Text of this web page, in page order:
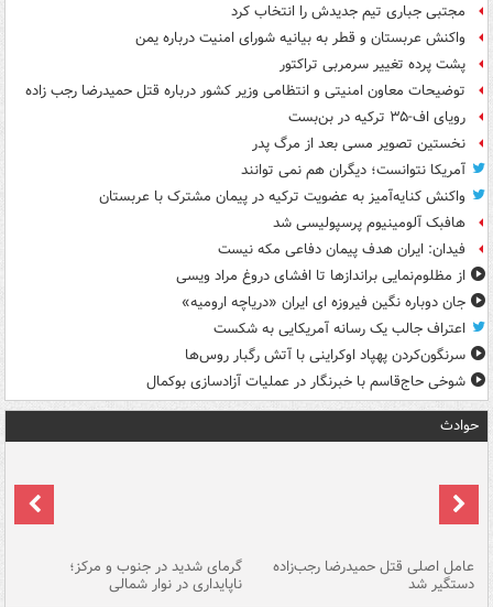
مجتبی جباری تیم جدیدش را انتخاب کرد
واکنش عربستان و قطر به بیانیه شورای امنیت درباره یمن
پشت پرده تغییر سرمربی تراکتور
توضیحات معاون امنیتی و انتظامی وزیر کشور درباره قتل حمیدرضا رجب زاده
رویای اف-۳۵ ترکیه در بن‌بست
نخستین تصویر مسی بعد از مرگ پدر
آمریکا نتوانست؛ دیگران هم نمی توانند
واکنش کنایه‌آمیز به عضویت ترکیه در پیمان مشترک با عربستان
هافبک آلومینیوم پرسپولیسی شد
فیدان: ایران هدف پیمان دفاعی مکه نیست
از مظلوم‌نمایی براندازها تا افشای دروغ مراد ویسی
جان دوباره نگین فیروزه ای ایران «دریاچه ارومیه»
اعتراف جالب یک رسانه آمریکایی به شکست
سرنگون‌کردن پهپاد اوکراینی با آتش رگبار روس‌ها
شوخی حاج‌قاسم با خبرنگار در عملیات آزادسازی بوکمال
حوادث
عامل اصلی قتل حمیدرضا رجب‌زاده
دستگیر شد
گرمای شدید در جنوب و مرکز؛
ناپایداری در نوار شمالی